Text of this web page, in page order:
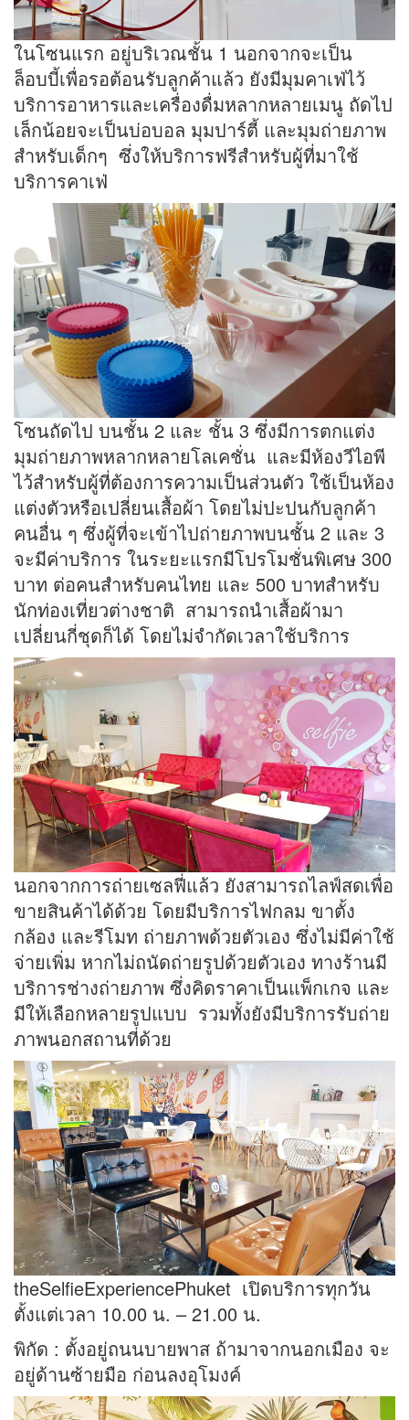
ในโซนแรก อยู่บริเวณชั้น 1 นอกจากจะเป็น
ล็อบบี้เพื่อรอต้อนรับลูกค้าแล้ว ยังมีมุมคาเฟ่ไว้
บริการอาหารและเครื่องดื่มหลากหลายเมนู ถัดไป
เล็กน้อยจะเป็นบ่อบอล มุมปาร์ตี้ และมุมถ่ายภาพ
สำหรับเด็กๆ ซึ่งให้บริการฟรีสำหรับผู้ที่มาใช้
บริการคาเฟ่
โซนถัดไป บนชั้น 2 และ ชั้น 3 ซึ่งมีการตกแต่ง
มุมถ่ายภาพหลากหลายโลเคชั่น และมีห้องวีไอพี
ไว้สำหรับผู้ที่ต้องการความเป็นส่วนตัว ใช้เป็นห้อง
แต่งตัวหรือเปลี่ยนเสื้อผ้า โดยไม่ปะปนกับลูกค้า
คนอื่น ๆ ซึ่งผู้ที่จะเข้าไปถ่ายภาพบนชั้น 2 และ 3
จะมีค่าบริการ ในระยะแรกมีโปรโมชั่นพิเศษ 300
บาท ต่อคนสำหรับคนไทย และ 500 บาทสำหรับ
นักท่องเที่ยวต่างชาติ สามารถนำเสื้อผ้ามา
เปลี่ยนกี่ชุดก็ได้ โดยไม่จำกัดเวลาใช้บริการ
นอกจากการถ่ายเซลฟี่แล้ว ยังสามารถไลฟ์สดเพื่อ
ขายสินค้าได้ด้วย โดยมีบริการไฟกลม ขาตั้ง
กล้อง และรีโมท ถ่ายภาพด้วยตัวเอง ซึ่งไม่มีค่าใช้
จ่ายเพิ่ม หากไม่ถนัดถ่ายรูปด้วยตัวเอง ทางร้านมี
บริการช่างถ่ายภาพ ซึ่งคิดราคาเป็นแพ็กเกจ และ
มีให้เลือกหลายรูปแบบ รวมทั้งยังมีบริการรับถ่าย
ภาพนอกสถานที่ด้วย
theSelfieExperiencePhuket เปิดบริการทุกวัน
ตั้งแต่เวลา 10.00 น. – 21.00 น.
พิกัด : ตั้งอยู่ถนนบายพาส ถ้ามาจากนอกเมือง จะ
อยู่ด้านซ้ายมือ ก่อนลงอุโมงค์